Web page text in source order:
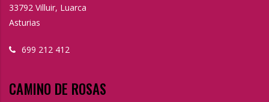
33792 Villuir, Luarca
Asturias
699 212 412
CAMINO DE ROSAS